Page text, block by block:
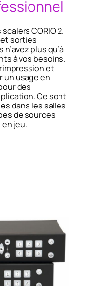
CORIO 2.
sorties
plus qu’à
à vos besoins.
et
un usage en
des
Ce sont
dans les salles
de sources
jeu.